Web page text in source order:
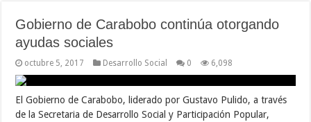
Gobierno de Carabobo continúa otorgando
ayudas sociales
octubre 5, 2017 Desarrollo Social 0 6,098
El Gobierno de Carabobo, liderado por Gustavo Pulido, a través
de la Secretaria de Desarrollo Social y Participación Popular,